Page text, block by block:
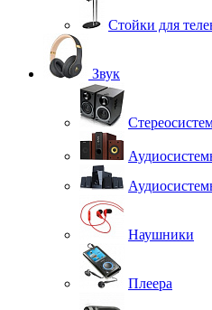
Стойки для
Звук
Наушники
Плеера